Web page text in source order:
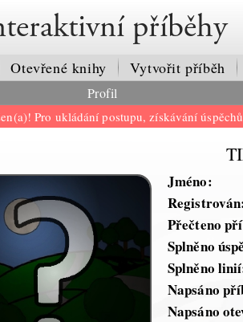
příběhy
Otevřené knihy Vytvořit příběh
Profil
Pro ukládání postupu, získávání
Jméno:
Přečteno
Splněno
Splněno
Napsáno
Napsáno